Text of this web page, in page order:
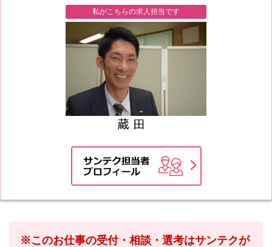
私がこちらの求人担当です
※このお仕事の受付・相談・選考はサンテクが